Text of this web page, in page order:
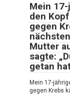
Mein
den
gegen
Mutter
sagte:
getan
Mein 17-
gegen Krebs